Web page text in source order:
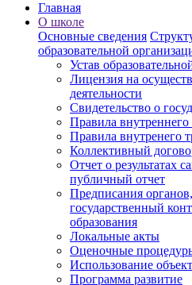
Главная
О школе
Основные сведения
образовательной
Устав
Лицензия на
деятельности
Свидетельство о
Правила
Правила внутренего
Коллективный
Отчет о результатах
публичный отчет
Предписания
государственный
образования
Локальные акты
Оценочные
Использование
Программа развитие